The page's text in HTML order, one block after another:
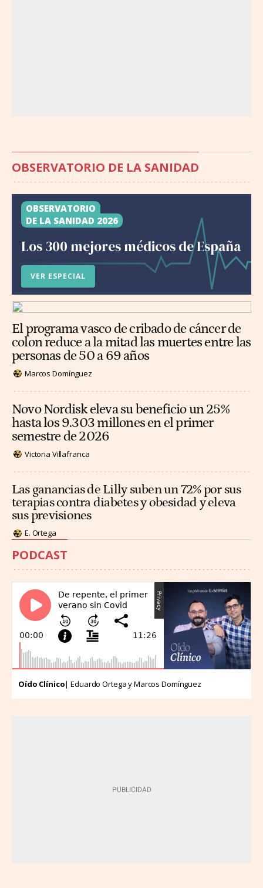
OBSERVATORIO DE LA SANIDAD
OBSERVATORIO
DE LA SANIDAD 2026
Los 300 mejores médicos de España
VER ESPECIAL
El programa vasco de cribado de cáncer de
colon reduce a la mitad las muertes entre las
personas de 50 a 69 años
Marcos Domínguez
Novo Nordisk eleva su beneficio un 25%
hasta los 9.303 millones en el primer
semestre de 2026
Victoria Villafranca
Las ganancias de Lilly suben un 72% por sus
terapias contra diabetes y obesidad y eleva
sus previsiones
E. Ortega
PODCAST
Oído Clínico| Eduardo Ortega y Marcos Domínguez